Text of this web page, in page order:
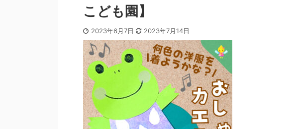
こども園】
2023年6月7日 2023年7月14日